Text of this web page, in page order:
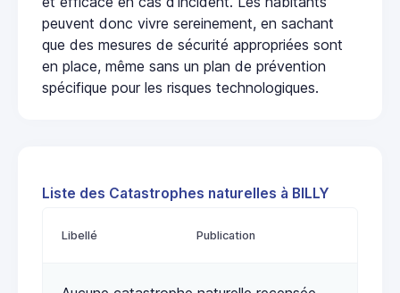
peuvent donc vivre sereinement, en sachant
que des mesures de sécurité appropriées sont
en place, même sans un plan de prévention
spécifique pour les risques technologiques.
Liste des Catastrophes naturelles à BILLY
Libellé Publication